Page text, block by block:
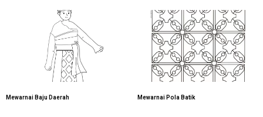
Mewarnai Baju Daerah Mewarnai Pola Batik